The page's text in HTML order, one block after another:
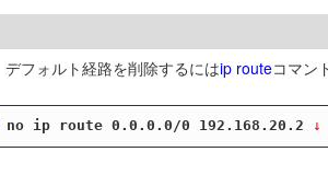
フォルト経路を削除するにはip routeコマン
no ip route 0.0.0.0/0 192.168.20.2 ↓